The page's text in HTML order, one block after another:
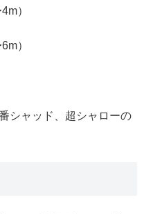
）
）
シャッド、超シャローの